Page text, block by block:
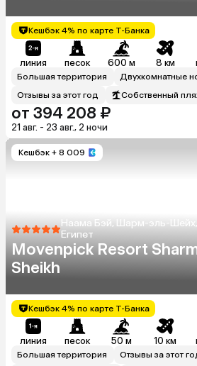
Кешбэк 4% по карте Т-Банка
линия песок 600 м 8 км
Большая территория
Двухкомнатные
Отзывы за этот год
Собственный
от 394 208 ₽
21 авг. - 23 авг., 2 ночи
Кешбэк + 8 009
Наама Бэй, Шарм-эль-Шейх,
Египет
Movenpick Resort
Sheikh
Кешбэк 4% по карте Т-Банка
линия песок 50 м 10 км
Большая территория
Отзывы за этот